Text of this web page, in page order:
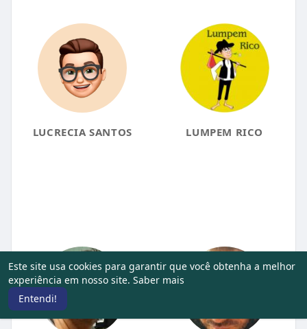
Este site usa cookies para garantir que você obtenha a melhor
experiência em nosso site. Saber mais
Entendi!
LUCRECIA SANTOS LUMPEM RICO